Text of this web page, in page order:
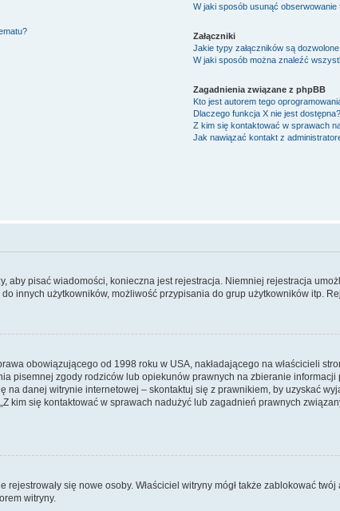
W jaki sposób usunąć obserwowanie
Załączniki
Jakie typy załączników są
W jaki sposób można znaleźć
Zagadnienia związane z phpBB
Kto jest autorem tego
Dlaczego funkcja X nie jest dostępna?
Z kim się kontaktować w sprawach
Jak nawiązać kontakt z
aby pisać wiadomości, konieczna jest rejestracja. Niemniej rejestracja
innych użytkowników, możliwość przypisania do grup użytkowników itp.
obowiązującego od 1998 roku w USA, nakładającego na właścicieli
pisemnej zgody rodziców lub opiekunów prawnych na zbieranie
danej witrynie internetowej – skontaktuj się z prawnikiem, by uzyskać
kim się kontaktować w sprawach nadużyć lub zagadnień prawnych
rejestrowały się nowe osoby. Właściciel witryny mógł także zablokować
witryny.